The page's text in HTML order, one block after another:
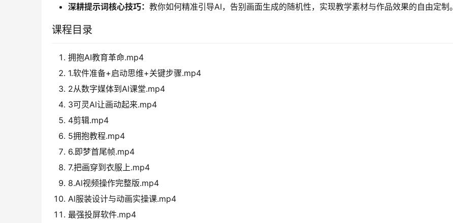
深耕提示词核心技巧： 教你如何精准引导AI，告别画面生成的随机性，实现教学素材与作品效果的自由定制。
课程目录
拥抱AI教育革命.mp4
1.软件准备+启动思维+关键步骤.mp4
2从数字媒体到Al课堂.mp4
3可灵Al让画动起来.mp4
4剪辑.mp4
5拥抱教程.mp4
6.即梦首尾帧.mp4
7.把画穿到衣服上.mp4
8.Al视频操作完整版.mp4
Al服装设计与动画实操课.mp4
最强投屏软件.mp4